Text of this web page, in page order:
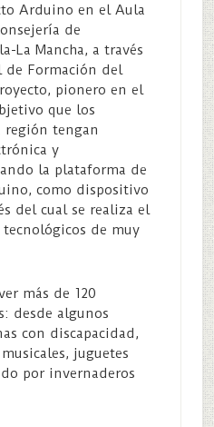
Arduino en el Aula
de
La Mancha, a través
de Formación del
pionero en el
que los
región tengan
y
la plataforma de
como dispositivo
del cual se realiza el
de muy
más de 120
desde algunos
con discapacidad,
juguetes
por invernaderos